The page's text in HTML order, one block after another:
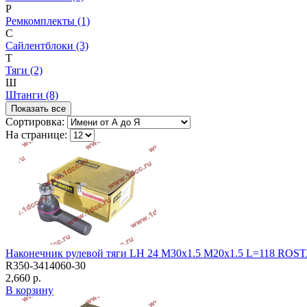
Р
Ремкомплекты (1)
С
Сайлентблоки (3)
Т
Тяги (2)
Ш
Штанги (8)
Показать все
Сортировка:
На странице:
Наконечник рулевой тяги LH 24 M30x1.5 M20x1.5 L=118
R350-3414060-30
2,660 р.
В корзину